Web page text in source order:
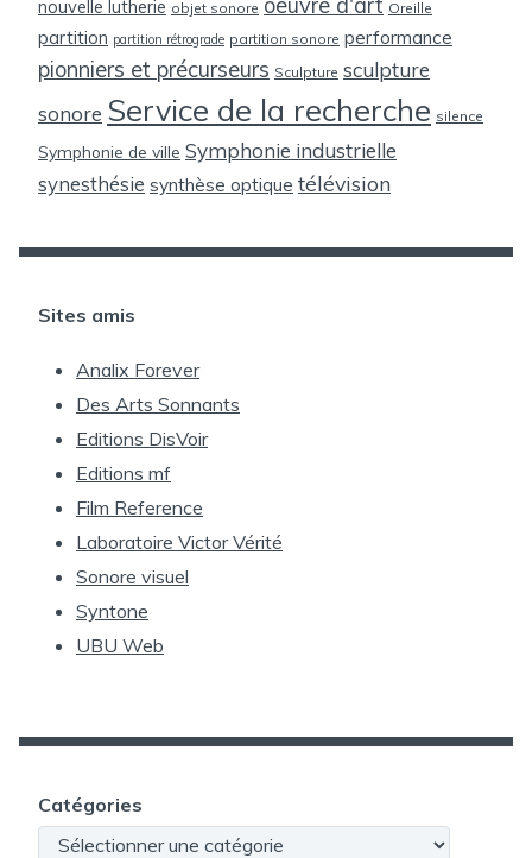
nouvelle lutherie objet sonore Oreille
partition partition rétrograde partition sonore performance
pionniers et précurseurs Sculpture sculpture
sonore Service de la recherche silence
Symphonie de ville Symphonie industrielle
synesthésie synthèse optique télévision
Sites amis
Analix Forever
Des Arts Sonnants
Editions DisVoir
Editions mf
Film Reference
Laboratoire Victor Vérité
Sonore visuel
Syntone
UBU Web
Catégories
Catégories